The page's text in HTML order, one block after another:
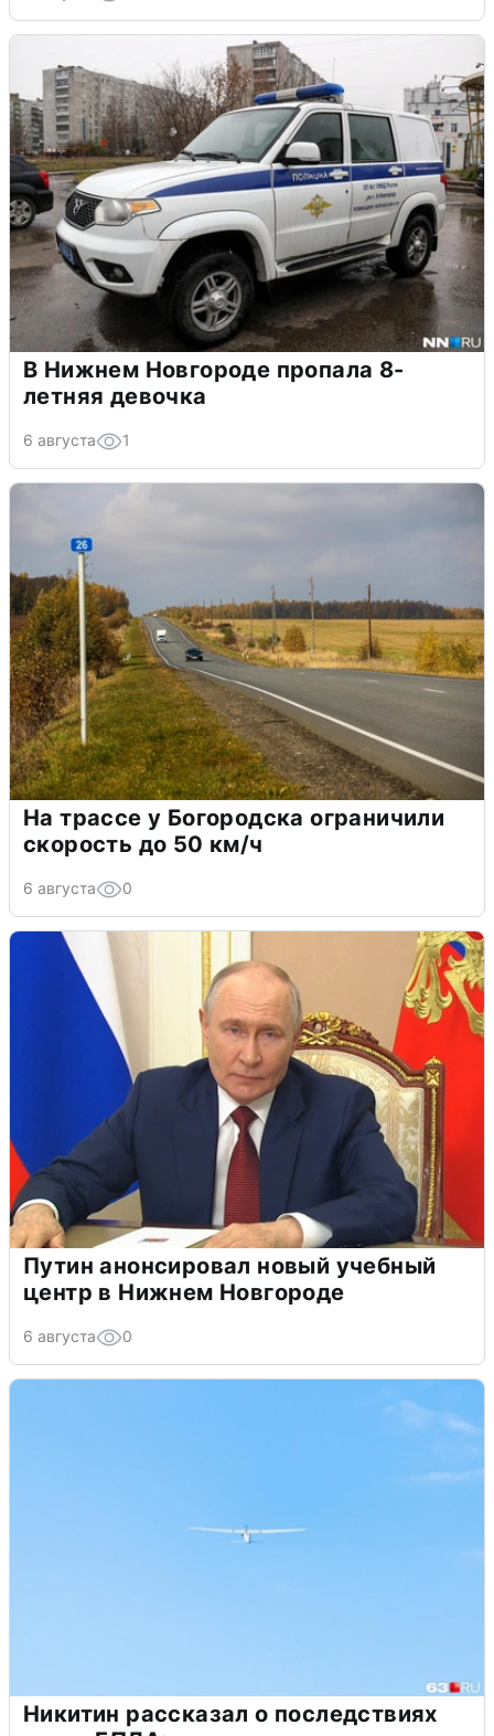
В Нижнем Новгороде пропала 8-
летняя девочка
6 августа 1
На трассе у Богородска ограничили
скорость до 50 км/ч
6 августа 0
Путин анонсировал новый учебный
центр в Нижнем Новгороде
6 августа 0
Никитин рассказал о последствиях